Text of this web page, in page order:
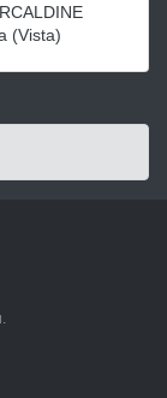
(Vista)